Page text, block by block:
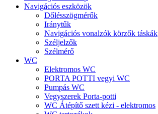
Navigációs eszközök
Dőlésszögmérők
Iránytűk
Navigációs vonalzók körzők táskák
Széljelzők
Szélmérő
WC
Elektromos WC
PORTA POTTI vegyi WC
Pumpás WC
Vegyszerek Porta-potti
WC Átépítő szett kézi - elektromos